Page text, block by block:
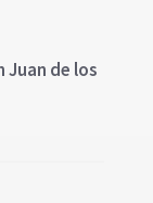
Juan de los